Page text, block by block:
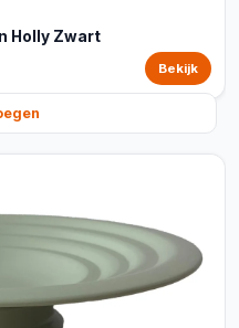
Holly Zwart
Bekijk